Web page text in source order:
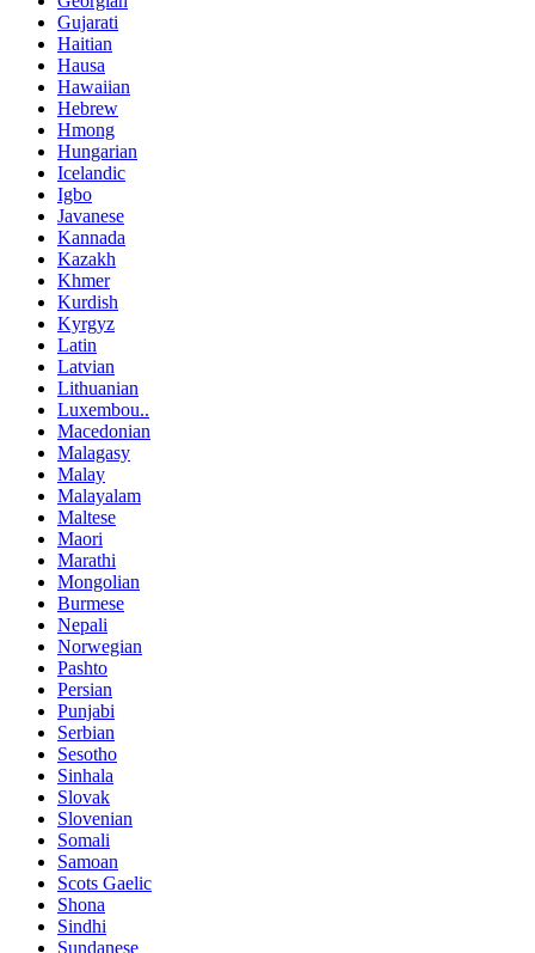
Gujarati
Haitian
Hausa
Hawaiian
Hebrew
Hmong
Hungarian
Icelandic
Igbo
Javanese
Kannada
Kazakh
Khmer
Kurdish
Kyrgyz
Latin
Latvian
Lithuanian
Luxembou..
Macedonian
Malagasy
Malay
Malayalam
Maltese
Maori
Marathi
Mongolian
Burmese
Nepali
Norwegian
Pashto
Persian
Punjabi
Serbian
Sesotho
Sinhala
Slovak
Slovenian
Somali
Samoan
Scots Gaelic
Shona
Sindhi
Sundanese